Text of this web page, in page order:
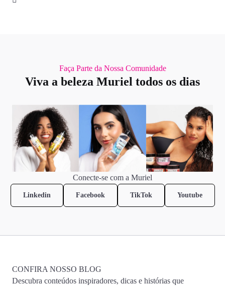
Faça Parte da Nossa Comunidade
Viva a beleza Muriel todos os dias
Conecte-se com a Muriel
Linkedin Facebook TikTok Youtube
CONFIRA NOSSO BLOG
Descubra conteúdos inspiradores, dicas e histórias que